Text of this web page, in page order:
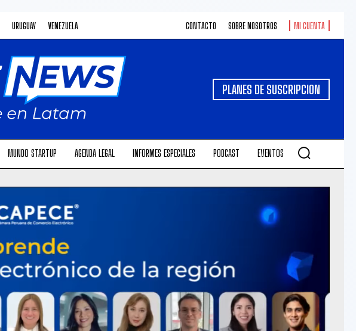
URUGUAY VENEZUELA CONTACTO SOBRE NOSOTROS MI CUENTA
PLANES DE SUSCRIPCION
MUNDO STARTUP AGENDA LEGAL INFORMES ESPECIALES PODCAST EVENTOS